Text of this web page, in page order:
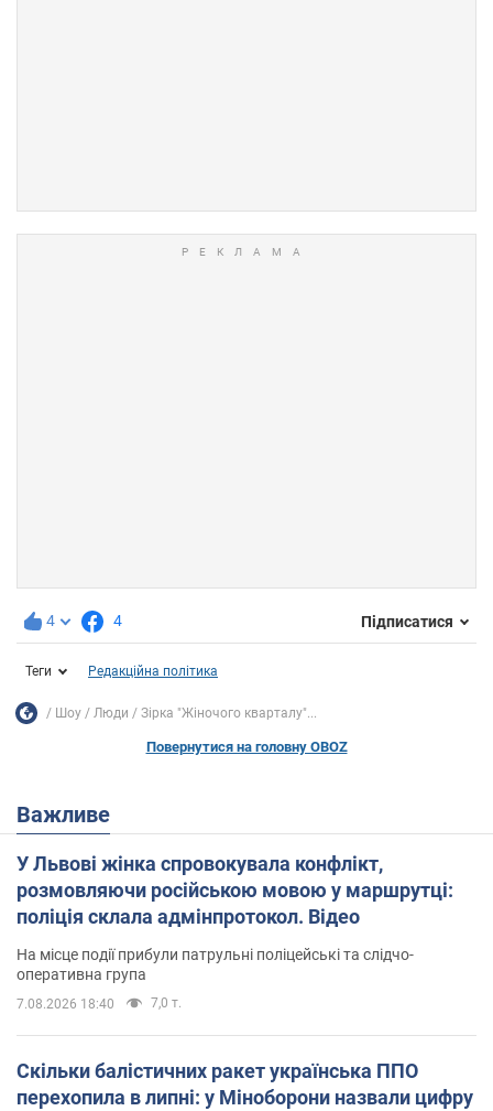
4 4 Підписатися
Теги Редакційна політика
Шоу Люди Зірка "Жіночого кварталу"...
Повернутися на головну OBOZ
Важливе
У Львові жінка спровокувала конфлікт,
розмовляючи російською мовою у маршрутці:
поліція склала адмінпротокол. Відео
На місце події прибули патрульні поліцейські та слідчо-
оперативна група
7.08.2026 18:40 7,0 т.
Скільки балістичних ракет українська ППО
перехопила в липні: у Міноборони назвали цифру